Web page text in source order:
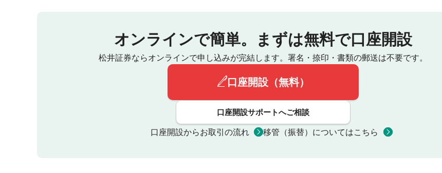
オンラインで簡単。 まずは無料で口座開設
松井証券ならオンラインで申し込みが完結します。 署名・捺印・書類の郵送は不要です。
口座開設（無料）
口座開設サポートへご相談
口座開設からお取引の流れ 移管（振替）についてはこちら